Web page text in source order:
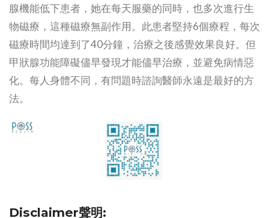
腺機能低下患者，她在每天服藥的同時，也多次進行生
物磁療，這種磁療無副作用。此患者堅持6個療程，每次
磁療時間均達到了40分鐘，治療之後感覺效果良好。但
甲狀腺功能障礙儘早發現才能儘早治療，並避免病情惡
化。每人身體不同，有問題時諮詢醫師永遠是最好的方
法。
Disclaimer聲明: